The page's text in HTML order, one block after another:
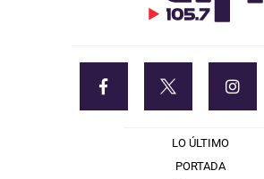
LO ÚLTIMO
PORTADA